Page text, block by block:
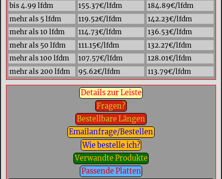
bis 4.99 lfdm
155.37€/lfdm
184.89€/lfdm
mehr als 5 lfdm
119.52€/lfdm
142.23€/lfdm
mehr als 10 lfdm
114.73€/lfdm
136.53€/lfdm
mehr als 50 lfdm
111.15€/lfdm
132.27€/lfdm
mehr als 100 lfdm
107.57€/lfdm
128.01€/lfdm
mehr als 200 lfdm
95.62€/lfdm 113.79€/lfdm
Details zur Leiste
Fragen?
Bestellbare Längen
Emailanfrage/Bestellen
Wie bestelle ich?
Verwandte Produkte
Passende Platten